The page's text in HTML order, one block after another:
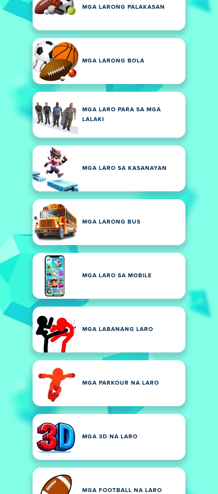
MGA LARONG PALAKASAN
MGA LARONG BOLA
MGA LARO PARA SA MGA
LALAKI
MGA LARO SA KASANAYAN
MGA LARONG BUS
MGA LARO SA MOBILE
MGA LABANANG LARO
MGA PARKOUR NA LARO
MGA 3D NA LARO
MGA FOOTBALL NA LARO